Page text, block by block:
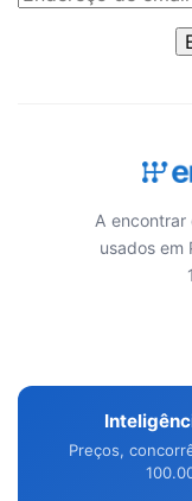
A encontrar
usados em
Preços,